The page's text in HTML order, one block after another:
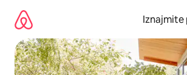
sadržaj
Iznajmite